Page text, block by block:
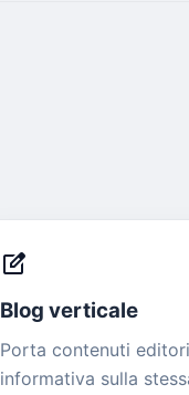
edit_square
Blog verticale
Porta contenuti
informativa sulla